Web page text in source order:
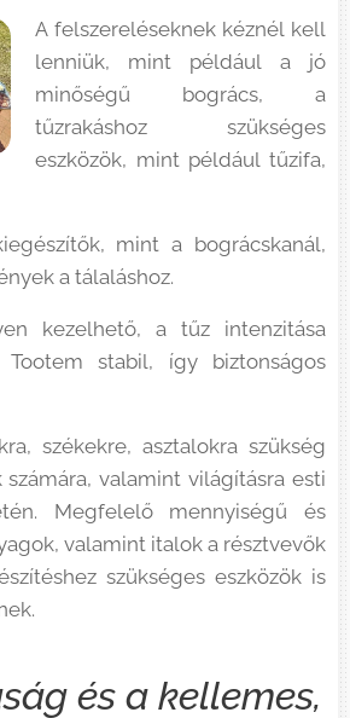
A felszereléseknek kéznél kell
lenniük, mint például a jó
minőségű bogrács, a
tűzrakáshoz szükséges
eszközök, mint például tűzifa,
mint a bográcskanál,
a tálaláshoz.
kezelhető, a tűz intenzitása
Tootem stabil, így biztonságos
székekre, asztalokra szükség
valamint világításra esti
Megfelelő mennyiségű és
valamint italok a résztvevők
szükséges eszközök is
és a kellemes,